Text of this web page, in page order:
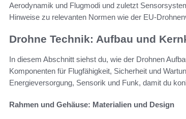
Aerodynamik und Flugmodi und zuletzt
Hinweise zu relevanten Normen wie der EU-
Drohne Technik: Aufbau und
In diesem Abschnitt siehst du, wie der Drohnen
Komponenten für Flugfähigkeit, Sicherheit und
Energieversorgung, Sensorik und Funk, damit du
Rahmen und Gehäuse: Materialien und Design